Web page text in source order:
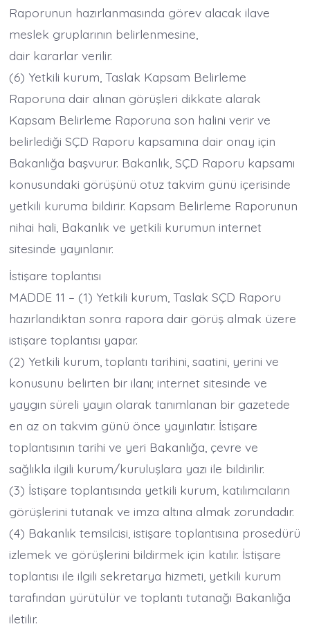
Raporunun hazırlanmasında görev alacak ilave
meslek gruplarının belirlenmesine,
dair kararlar verilir.
(6) Yetkili kurum, Taslak Kapsam Belirleme
Raporuna dair alınan görüşleri dikkate alarak
Kapsam Belirleme Raporuna son halini verir ve
belirlediği SÇD Raporu kapsamına dair onay için
Bakanlığa başvurur. Bakanlık, SÇD Raporu kapsamı
konusundaki görüşünü otuz takvim günü içerisinde
yetkili kuruma bildirir. Kapsam Belirleme Raporunun
nihai hali, Bakanlık ve yetkili kurumun internet
sitesinde yayınlanır.
İstişare toplantısı
MADDE 11 – (1) Yetkili kurum, Taslak SÇD Raporu
hazırlandıktan sonra rapora dair görüş almak üzere
istişare toplantısı yapar.
(2) Yetkili kurum, toplantı tarihini, saatini, yerini ve
konusunu belirten bir ilanı; internet sitesinde ve
yaygın süreli yayın olarak tanımlanan bir gazetede
en az on takvim günü önce yayınlatır. İstişare
toplantısının tarihi ve yeri Bakanlığa, çevre ve
sağlıkla ilgili kurum/kuruluşlara yazı ile bildirilir.
(3) İstişare toplantısında yetkili kurum, katılımcıların
görüşlerini tutanak ve imza altına almak zorundadır.
(4) Bakanlık temsilcisi, istişare toplantısına prosedürü
izlemek ve görüşlerini bildirmek için katılır. İstişare
toplantısı ile ilgili sekretarya hizmeti, yetkili kurum
tarafından yürütülür ve toplantı tutanağı Bakanlığa
iletilir.